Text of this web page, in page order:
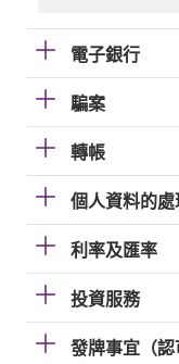
電子銀行
騙案
轉帳
個人資料的處
利率及匯率
投資服務
發牌事宜（認